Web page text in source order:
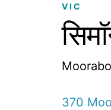
VIC
370